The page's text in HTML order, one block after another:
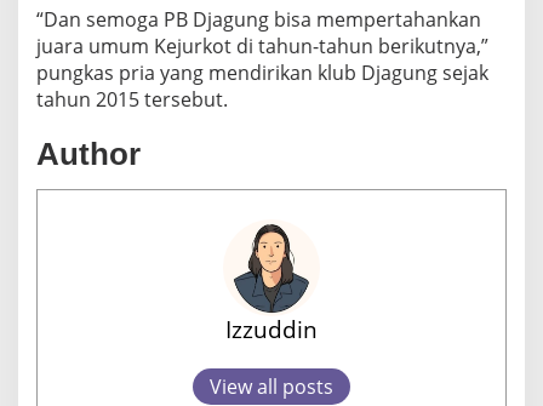
“Dan semoga PB Djagung bisa mempertahankan
juara umum Kejurkot di tahun-tahun berikutnya,”
pungkas pria yang mendirikan klub Djagung sejak
tahun 2015 tersebut.
Author
Izzuddin
View all posts